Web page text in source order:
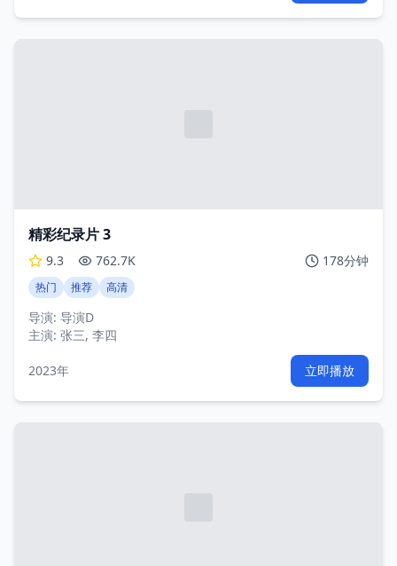
精彩纪录片 3
9.3 762.7K 178分钟
热门 推荐 高清
导演: 导演D
主演: 张三, 李四
2023年 立即播放